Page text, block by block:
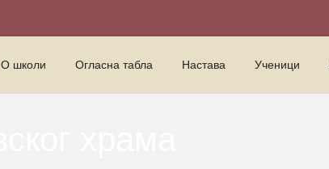
О школи Огласна табла Настава Ученици